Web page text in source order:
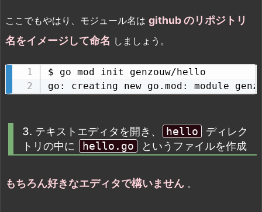
ここでもやはり、モジュール名は github のリポジトリ
名をイメージして命名 しましょう。
$ go mod init genzouw/hello
go: creating new go.mod: module
3. テキストエディタを開き、 hello
ディレク
トリの中に
hello.go というファイルを作成
もちろん好きなエディタで構いません 。